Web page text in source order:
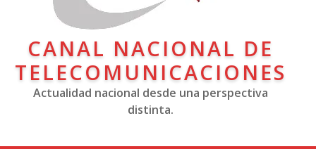
CANAL NACIONAL DE
TELECOMUNICACIONES
Actualidad nacional desde una perspectiva
distinta.